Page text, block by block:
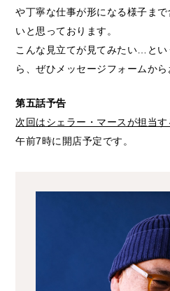
や丁寧な仕事が形になる様子ま
いと思っております。
こんな見立てが見てみたい…とい
ら、ぜひメッセージフォームから
第五話予告
次回はシェラー・マースが担当す
午前7時に開店予定です。